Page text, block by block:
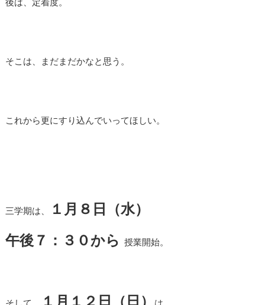
そこは、まだまだかなと思う。
これから更にすり込んでいってほしい。
三学期は、
１月８日（水）
午後７：３０から 授業開始。
そして、 １月１２日（日） は